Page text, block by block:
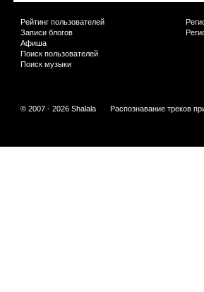
Рейтинг пользователей
Записи блогов
Афиша
Поиск пользователей
Поиск музыки
© 2007 - 2026 Shalala Распознавание треков